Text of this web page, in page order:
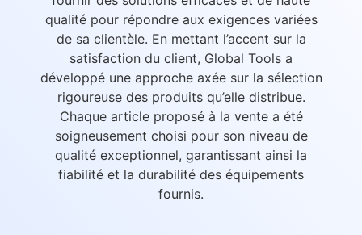
qualité pour répondre aux exigences variées
de sa clientèle. En mettant l’accent sur la
satisfaction du client, Global Tools a
développé une approche axée sur la sélection
rigoureuse des produits qu’elle distribue.
Chaque article proposé à la vente a été
soigneusement choisi pour son niveau de
qualité exceptionnel, garantissant ainsi la
fiabilité et la durabilité des équipements
fournis.